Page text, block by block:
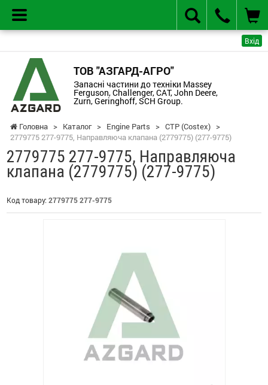
Вхід
ТОВ "АЗГАРД-АГРО"
Запасні частини до техніки Massey
Ferguson, Challenger, CAT, John Deere,
Zurn, Geringhoff, SCH Group.
Головна > Каталог > Engine Parts > CTP (Costex) >
2779775 277-9775, Направляюча клапана (2779775) (277-9775)
2779775 277-9775, Направляюча
клапана (2779775) (277-9775)
Код товару: 2779775 277-9775